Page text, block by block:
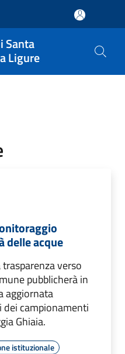
Santa
Ligure
delle acque
verso
pubblicherà in
aggiornata
campionamenti
Ghiaia.
istituzionale